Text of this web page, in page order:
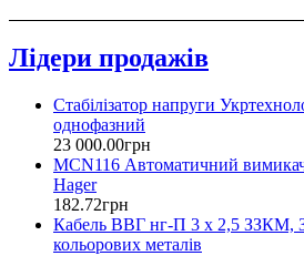
ШП 9070 У-С
ЩмПСО
ЯП
ЯПП
Лідери продажів
Стабілізатор напруги
однофазний
23 000.00грн
MCN116 Автоматичний
Hager
182.72грн
Кабель ВВГ нг-П 3 х 2,5 ЗЗКМ,
кольорових металів